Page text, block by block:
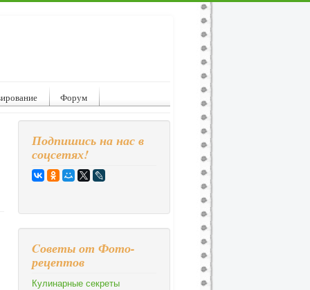
Форум
Подпишись на нас в
соцсетях!
Cоветы от Фото-
рецептов
Кулинарные секреты